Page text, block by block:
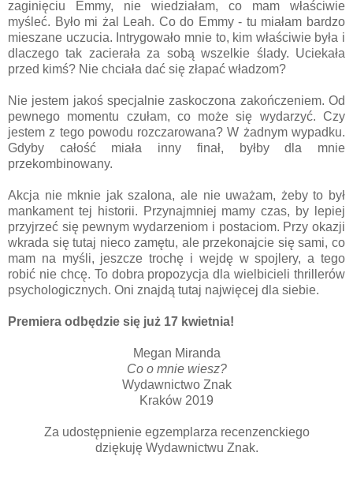
zaginięciu Emmy, nie wiedziałam, co mam właściwie
myśleć. Było mi żal Leah. Co do Emmy - tu miałam bardzo
mieszane uczucia. Intrygowało mnie to, kim właściwie była i
dlaczego tak zacierała za sobą wszelkie ślady. Uciekała
przed kimś? Nie chciała dać się złapać władzom?
Nie jestem jakoś specjalnie zaskoczona zakończeniem. Od
pewnego momentu czułam, co może się wydarzyć. Czy
jestem z tego powodu rozczarowana? W żadnym wypadku.
Gdyby całość miała inny finał, byłby dla mnie
przekombinowany.
Akcja nie mknie jak szalona, ale nie uważam, żeby to był
mankament tej historii. Przynajmniej mamy czas, by lepiej
przyjrzeć się pewnym wydarzeniom i postaciom. Przy okazji
wkrada się tutaj nieco zamętu, ale przekonajcie się sami, co
mam na myśli, jeszcze trochę i wejdę w spojlery, a tego
robić nie chcę. To dobra propozycja dla wielbicieli thrillerów
psychologicznych. Oni znajdą tutaj najwięcej dla siebie.
Premiera odbędzie się już 17 kwietnia!
Megan Miranda
Co o mnie wiesz?
Wydawnictwo Znak
Kraków 2019
Za udostępnienie egzemplarza recenzenckiego
dziękuję Wydawnictwu Znak.